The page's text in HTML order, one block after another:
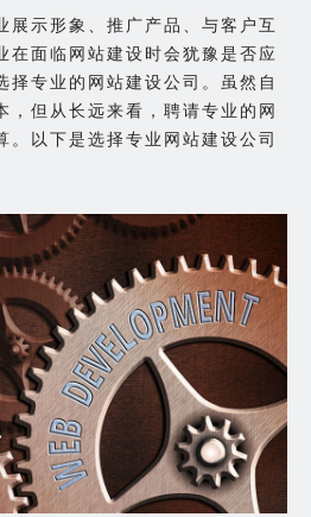
世界打造更加
的你。
展示形象、推广产品、与客户互
在面临网站建设时会犹豫是否应
择专业的网站建设公司。虽然自
，但从长远来看，聘请专业的网
。以下是选择专业网站建设公司